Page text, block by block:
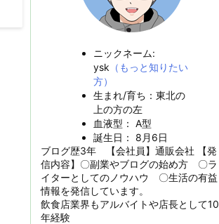
ニックネーム:
ysk （もっと知りたい
方）
生まれ/育ち：東北の
上の方の左
血液型： A型
誕生日： 8月6日
ブログ歴3年 【会社員】通販会社 【発
信内容】〇副業やブログの始め方 〇ラ
イターとしてのノウハウ 〇生活の有益
情報を発信しています。
飲食店業界もアルバイトや店長として10
年経験